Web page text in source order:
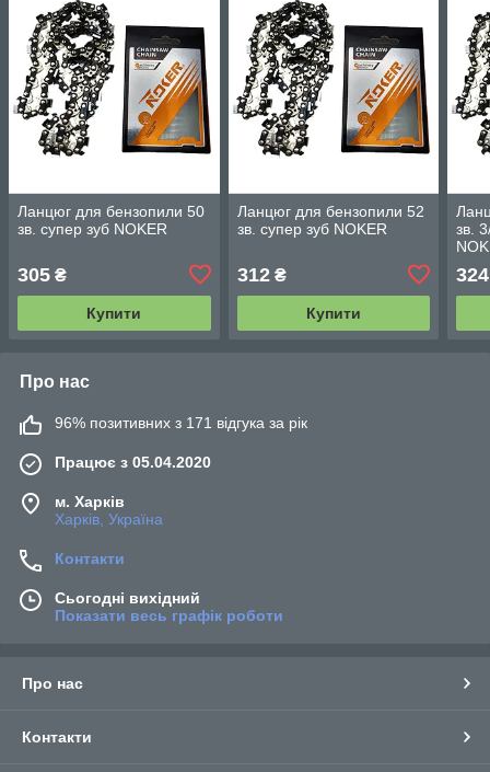
Ланцюг для бензопили 50
зв. супер зуб NOKER
305 ₴
Купити
Ланцюг для бензопили 52
зв. супер зуб NOKER
312₴
Купити
зв.
324
Про нас
96% позитивних з 171 відгука за рік
Працює з 05.04.2020
м. Харків
Харків, Україна
Контакти
Сьогодні вихідний
Показати весь графік роботи
Про нас
Контакти